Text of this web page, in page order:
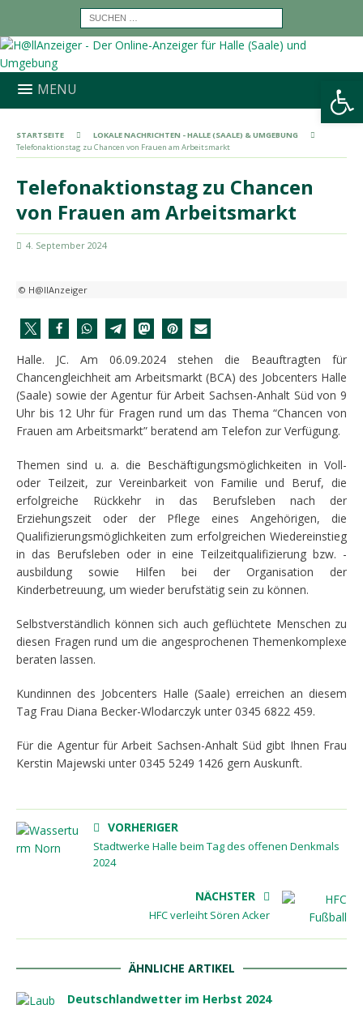
Werkzeugleiste öffnen
MENU
STARTSEITE
LOKALE NACHRICHTEN - HALLE (SAALE) & UMGEBUNG
Telefonaktionstag zu Chancen von Frauen am Arbeitsmarkt
Telefonaktionstag zu Chancen
von Frauen am Arbeitsmarkt
4. September 2024
© H@llAnzeiger
Halle. JC. Am 06.09.2024 stehen die Beauftragten für
Chancengleichheit am Arbeitsmarkt (BCA) des Jobcenters Halle
(Saale) sowie der Agentur für Arbeit Sachsen-Anhalt Süd von 9
Uhr bis 12 Uhr für Fragen rund um das Thema “Chancen von
Frauen am Arbeitsmarkt” beratend am Telefon zur Verfügung.
Themen sind u. a. die Beschäftigungsmöglichkeiten in Voll-
oder Teilzeit, zur Vereinbarkeit von Familie und Beruf, die
erfolgreiche Rückkehr in das Berufsleben nach der
Erziehungszeit oder der Pflege eines Angehörigen, die
Qualifizierungsmöglichkeiten zum erfolgreichen Wiedereinstieg
in das Berufsleben oder in eine Teilzeitqualifizierung bzw. -
ausbildung sowie Hilfen bei der Organisation der
Kinderbetreuung, um wieder berufstätig sein zu können.
Selbstverständlich können sich auch geflüchtete Menschen zu
diesen Fragen rund um die angesprochenen Themenkomplexe
beraten lassen.
Kundinnen des Jobcenters Halle (Saale) erreichen an diesem
Tag Frau Diana Becker-Wlodarczyk unter 0345 6822 459.
Für die Agentur für Arbeit Sachsen-Anhalt Süd gibt Ihnen Frau
Kerstin Majewski unter 0345 5249 1426 gern Auskunft.
VORHERIGER
Stadtwerke Halle beim Tag des offenen Denkmals
2024
NÄCHSTER
HFC verleiht Sören Acker
ÄHNLICHE ARTIKEL
Deutschlandwetter im Herbst 2024